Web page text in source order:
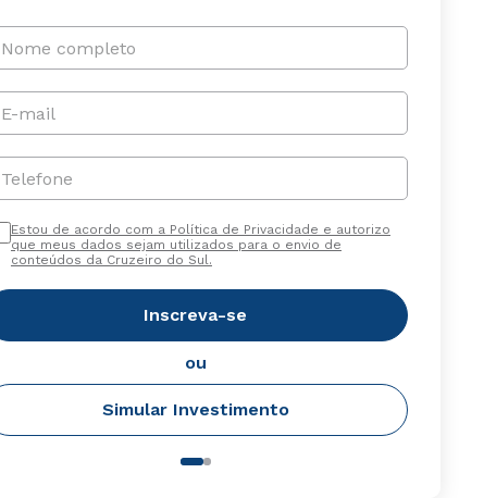
Nome completo
E-mail
Telefone
Estou de acordo com a Política de Privacidade e autorizo
que meus dados sejam utilizados para o envio de
conteúdos da Cruzeiro do Sul.
Inscreva-se
ou
Simular Investimento